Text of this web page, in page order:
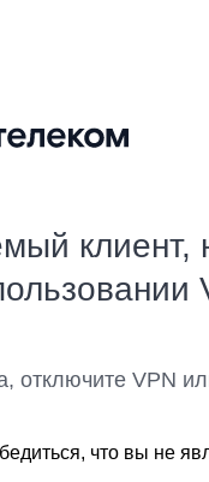
клиент,
отключите VPN
что вы не